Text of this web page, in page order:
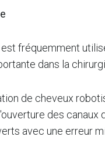
fréquemment
dans la
de cheveux
des
avec une erreur